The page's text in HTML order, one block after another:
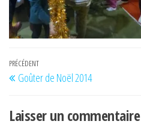
Navigation
de
l’article
Article
précédent
PRÉCÉDENT
Goûter de Noël 2014
Laisser un commentaire